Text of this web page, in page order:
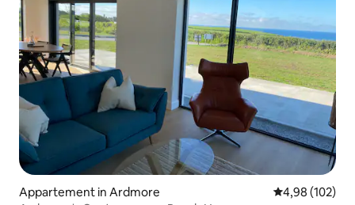
Appartement in Ardmore Gemiddelde
4,98 (102)